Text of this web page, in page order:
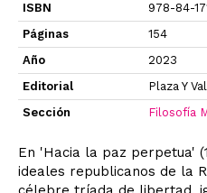
ISBN
978-84-
Páginas
154
Año
2023
Editorial
Plaza Y
Sección
Filosofía
En 'Hacia la paz perpetua'
ideales republicanos de la